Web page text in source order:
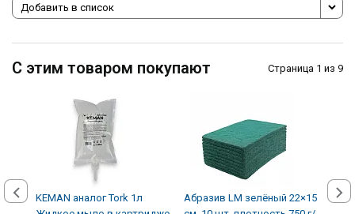
Добавить в список
С этим товаром покупают Страница 1 из 9
KEMAN аналог Tork 1л
Абразив LM зелёный 22×15